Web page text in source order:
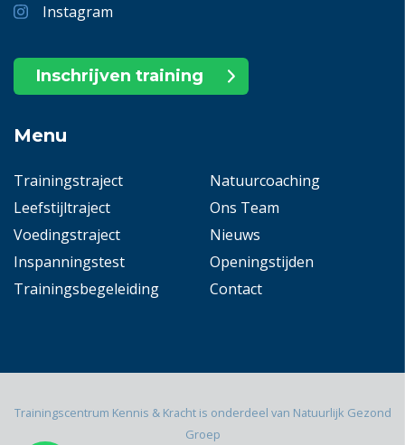
Instagram
Inschrijven training
Menu
Trainingstraject
Leefstijltraject
Voedingstraject
Inspanningstest
Trainingsbegeleiding
Natuurcoaching
Ons Team
Nieuws
Openingstijden
Contact
Trainingscentrum Kennis & Kracht is onderdeel van Natuurlijk Gezond
Groep